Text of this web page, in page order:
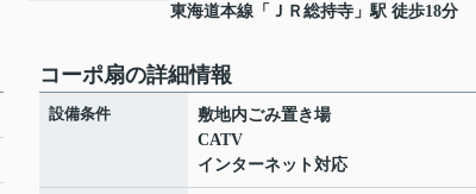
東海道本線 「 ＪＲ総持寺 」駅 徒歩18分
コーポ扇の詳細情報
設備条件
敷地内ごみ置き場
CATV
インターネット対応